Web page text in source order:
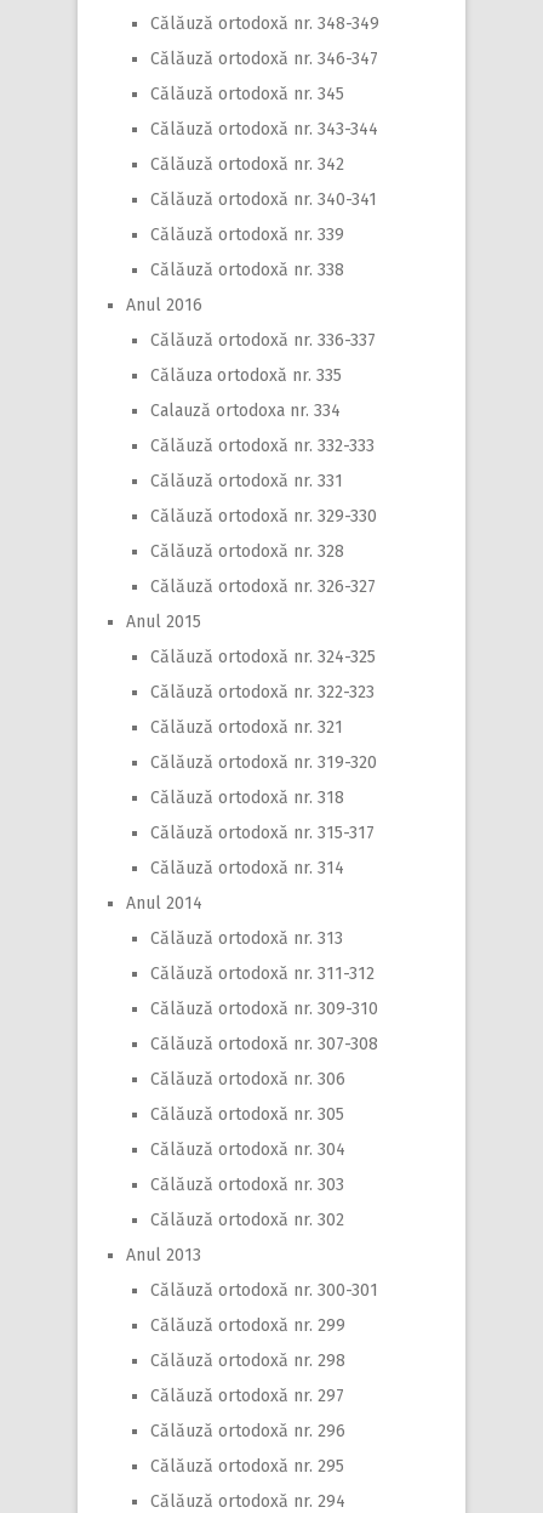
Călăuză ortodoxă nr. 348-349
Călăuză ortodoxă nr. 346-347
Călăuză ortodoxă nr. 345
Călăuză ortodoxă nr. 343-344
Călăuză ortodoxă nr. 342
Călăuză ortodoxă nr. 340-341
Călăuză ortodoxă nr. 339
Călăuză ortodoxă nr. 338
Anul 2016
Călăuză ortodoxă nr. 336-337
Călăuza ortodoxă nr. 335
Calauză ortodoxa nr. 334
Călăuză ortodoxă nr. 332-333
Călăuză ortodoxă nr. 331
Călăuză ortodoxă nr. 329-330
Călăuză ortodoxă nr. 328
Călăuză ortodoxă nr. 326-327
Anul 2015
Călăuză ortodoxă nr. 324-325
Călăuză ortodoxă nr. 322-323
Călăuză ortodoxă nr. 321
Călăuză ortodoxă nr. 319-320
Călăuză ortodoxă nr. 318
Călăuză ortodoxă nr. 315-317
Călăuză ortodoxă nr. 314
Anul 2014
Călăuză ortodoxă nr. 313
Călăuză ortodoxă nr. 311-312
Călăuză ortodoxă nr. 309-310
Călăuză ortodoxă nr. 307-308
Călăuză ortodoxă nr. 306
Călăuză ortodoxă nr. 305
Călăuză ortodoxă nr. 304
Călăuză ortodoxă nr. 303
Călăuză ortodoxă nr. 302
Anul 2013
Călăuză ortodoxă nr. 300-301
Călăuză ortodoxă nr. 299
Călăuză ortodoxă nr. 298
Călăuză ortodoxă nr. 297
Călăuză ortodoxă nr. 296
Călăuză ortodoxă nr. 295
Călăuză ortodoxă nr. 294